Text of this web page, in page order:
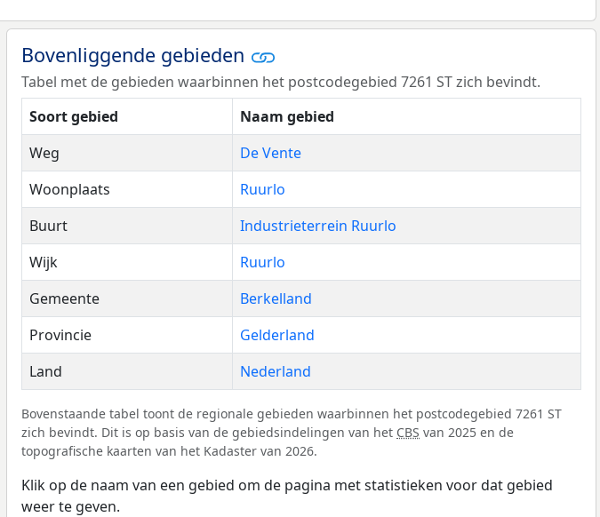
Bovenliggende gebieden
Tabel met de gebieden waarbinnen het postcodegebied 7261 ST zich bevindt.
Soort gebied
Naam gebied
Weg
De Vente
Woonplaats
Ruurlo
Buurt
Industrieterrein Ruurlo
Wijk
Ruurlo
Gemeente
Berkelland
Provincie
Gelderland
Land
Nederland
Bovenstaande tabel toont de regionale gebieden waarbinnen het postcodegebied 7261 ST
zich bevindt. Dit is op basis van de gebiedsindelingen van het CBS van 2025 en de
topografische kaarten van het Kadaster van 2026.
Klik op de naam van een gebied om de pagina met statistieken voor dat gebied
weer te geven.